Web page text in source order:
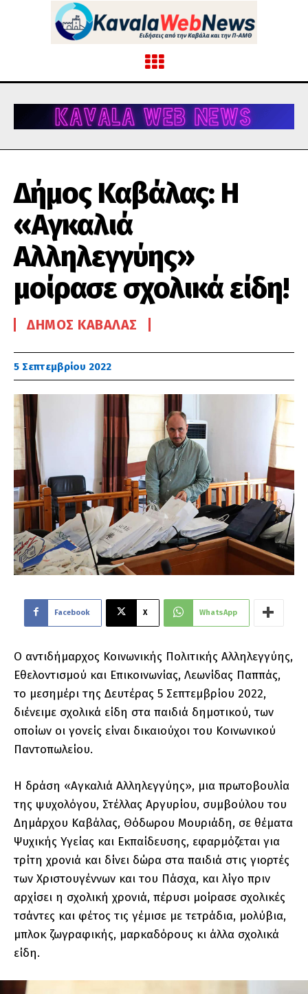
Δήμος Καβάλας: Η
«Αγκαλιά
Αλληλεγγύης»
μοίρασε σχολικά είδη!
ΔΉΜΟΣ ΚΑΒΆΛΑΣ
5 Σεπτεμβρίου 2022
Facebook X WhatsApp
Ο αντιδήμαρχος Κοινωνικής Πολιτικής Αλληλεγγύης,
Εθελοντισμού και Επικοινωνίας, Λεωνίδας Παππάς,
το μεσημέρι της Δευτέρας 5 Σεπτεμβρίου 2022,
διένειμε σχολικά είδη στα παιδιά δημοτικού, των
οποίων οι γονείς είναι δικαιούχοι του Κοινωνικού
Παντοπωλείου.
Η δράση «Αγκαλιά Αλληλεγγύης», μια πρωτοβουλία
της ψυχολόγου, Στέλλας Αργυρίου, συμβούλου του
Δημάρχου Καβάλας, Θόδωρου Μουριάδη, σε θέματα
Ψυχικής Υγείας και Εκπαίδευσης, εφαρμόζεται για
τρίτη χρονιά και δίνει δώρα στα παιδιά στις γιορτές
των Χριστουγέννων και του Πάσχα, και λίγο πριν
αρχίσει η σχολική χρονιά, πέρυσι μοίρασε σχολικές
τσάντες και φέτος τις γέμισε με τετράδια, μολύβια,
μπλοκ ζωγραφικής, μαρκαδόρους κι άλλα σχολικά
είδη.